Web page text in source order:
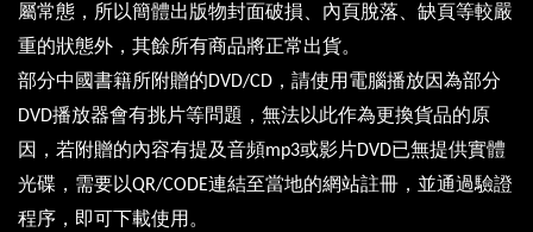
屬常態，所以簡體出版物封面破損、內頁脫落、缺頁等較嚴
重的狀態外，其餘所有商品將正常出貨。
部分中國書籍所附贈的DVD/CD ，請使用電腦播放因為部分
DVD播放器會有挑片等問題，無法以此作為更換貨品的原
因，若附贈的內容有提及音頻mp3或影片DVD已無提供實體
光碟，需要以QR/CODE連結至當地的網站註冊，並通過驗證
程序，即可下載使用。